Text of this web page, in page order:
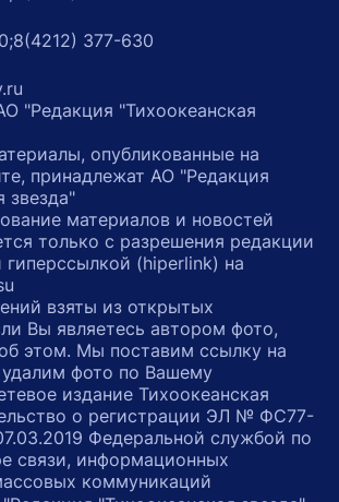
8(4212) 377-630
"Редакция "Тихоокеанская
опубликованные на
принадлежат АО "Редакция
звезда"
материалов и новостей
только с разрешения редакции
гиперссылкой (hiperlink) на
взяты из открытых
Вы являетесь автором фото,
этом. Мы поставим ссылку на
фото по Вашему
издание Тихоокеанская
о регистрации ЭЛ № ФС77-
Федеральной службой по
связи, информационных
коммуникаций